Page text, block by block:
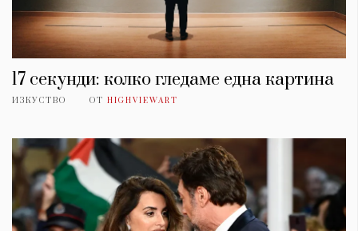
17 секунди: колко гледаме една картина
ИЗКУСТВО ОТ HIGHVIEWART